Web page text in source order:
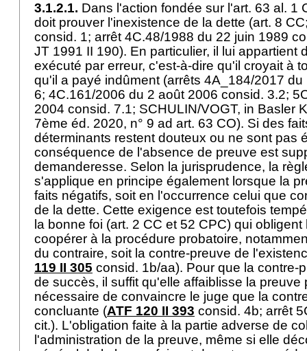
3.1.2.1. Dans l'action fondée sur l'art. 63 al. 1
doit prouver l'inexistence de la dette (art. 8 CC
consid. 1; arrêt 4C.48/1988 du 22 juin 1989
JT 1991 II 190). En particulier, il lui appartient
exécuté par erreur, c'est-à-dire qu'il croyait à
qu'il a payé indûment (arrêts 4A_184/2017
6; 4C.161/2006 du 2 août 2006 consid. 3.2;
2004 consid. 7.1; SCHULIN/VOGT, in Basler
7ème éd. 2020, n° 9 ad art. 63 CO). Si des
déterminants restent douteux ou ne sont pas
conséquence de l'absence de preuve est
demanderesse. Selon la jurisprudence, la
s'applique en principe également lorsque la
faits négatifs, soit en l'occurrence celui que
de la dette. Cette exigence est toutefois
la bonne foi (art. 2 CC et 52 CPC) qui obligent
coopérer à la procédure probatoire,
du contraire, soit la contre-preuve de
119 II 305 consid. 1b/aa). Pour que la contre-
de succès, il suffit qu'elle affaiblisse la preuve
nécessaire de convaincre le juge que la
concluante (ATF 120 II 393 consid. 4b; arrêt
cit.). L'obligation faite à la partie adverse de
l'administration de la preuve, même si elle